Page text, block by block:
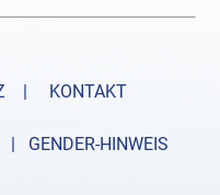
|
KONTAKT
| GENDER-HINWEIS